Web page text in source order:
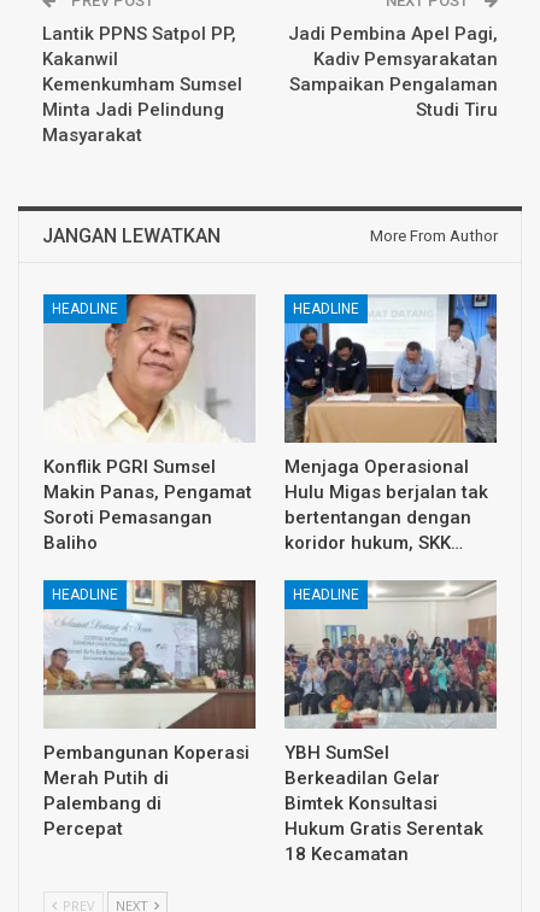
Lantik PPNS Satpol PP,
Kakanwil
Kemenkumham Sumsel
Minta Jadi Pelindung
Masyarakat
Jadi Pembina Apel Pagi,
Kadiv Pemsyarakatan
Sampaikan Pengalaman
Studi Tiru
JANGAN LEWATKAN More From Author
HEADLINE
Konflik PGRI Sumsel
Makin Panas, Pengamat
Soroti Pemasangan
Baliho
HEADLINE
Menjaga Operasional
Hulu Migas berjalan tak
bertentangan dengan
koridor hukum, SKK…
HEADLINE
Pembangunan Koperasi
Merah Putih di
Palembang di
Percepat
HEADLINE
YBH SumSel
Berkeadilan Gelar
Bimtek Konsultasi
Hukum Gratis Serentak
18 Kecamatan
PREV NEXT